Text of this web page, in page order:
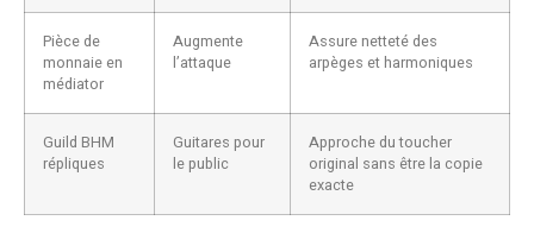
Pièce de
monnaie en
médiator
Augmente
l’attaque
Assure netteté des
arpèges et harmoniques
Guild BHM
répliques
Guitares pour
le public
Approche du toucher
original sans être la copie
exacte